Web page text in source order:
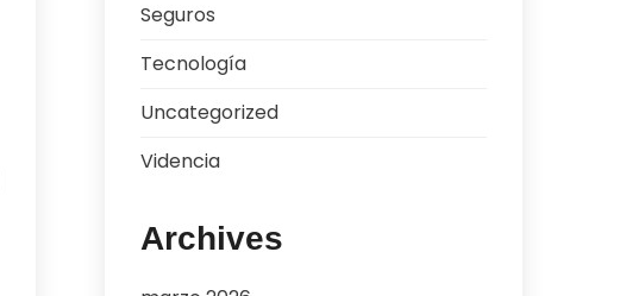
Seguros
Tecnología
Uncategorized
Videncia
Archives